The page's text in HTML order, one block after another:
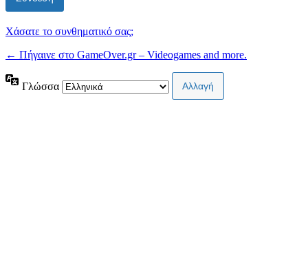
Χάσατε το συνθηματικό σας;
← Πήγαινε στο GameOver.gr – Videogames and more.
Γλώσσα